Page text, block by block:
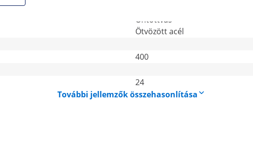
Öntöttvas
Ötvözött acél
400
24
További jellemzők összehasonlítása